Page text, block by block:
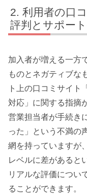
利用者の口
評判とサポー
加入者が増える一方
ものとネガティブな
ト上の口コミサイト
対応」に関する指摘
営業担当者が手続き
った」という不満の
網を持っていますが
レベルに差があると
リアルな評価につい
ることができます。